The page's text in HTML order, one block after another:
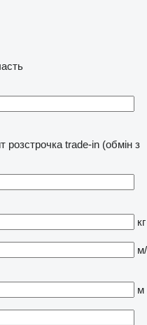
розстрочка trade-in (обмін з
кг
м/
м